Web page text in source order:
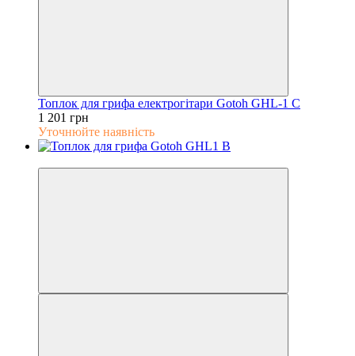
Топлок для грифа електрогітари Gotoh GHL-1 C
1 201 грн
Уточнюйте наявність